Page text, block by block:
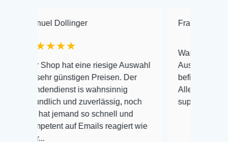
Dollinger
hat eine riesige Auswahl
günstigen Preisen. Der
is wahnsinnig
und zuverlässig, noch
jemand so schnell und
auf Emails reagiert wie
Frank Hackmayer
Warenanlieferung Top und
Auswahl plus
befinden der Fische
Alles ist quick lebendig
super Zustand. Gerne